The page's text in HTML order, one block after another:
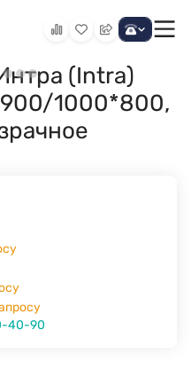
(Intra)
900/1000*800,
40-90